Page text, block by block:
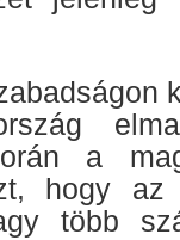
a
hogy
több